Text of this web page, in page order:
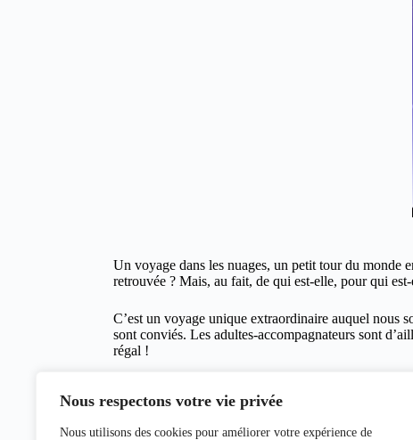
Nous respectons votre vie privée
Nous utilisons des cookies pour améliorer votre expérience de
Un voyage dans les nuages, un petit tour du monde
retrouvée ? Mais, au fait, de qui est-elle, pour qui
C’est un voyage unique extraordinaire auquel nous
sont conviés. Les adultes-accompagnateurs sont
régal !
Les excellents comédiens de la Compagnie « l’Air
une fois les jeunes et moins jeunes ne sont pas pris